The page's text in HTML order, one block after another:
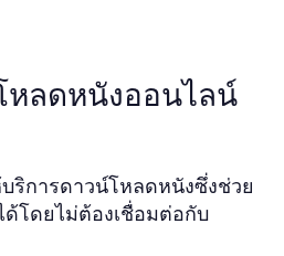
หลดหนังออนไลน์
ริการดาวน์โหลดหนังซึ่งช่วย
โดยไม่ต้องเชื่อมต่อกับ